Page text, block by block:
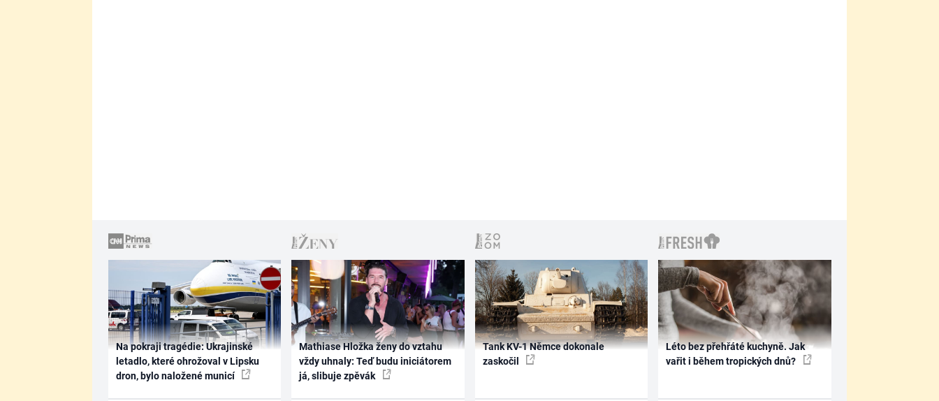
Na pokraji tragédie: Ukrajinské
letadlo, které ohrožoval v Lipsku
dron, bylo naložené municí
Mathiase Hložka ženy do vztahu
vždy uhnaly: Teď budu iniciátorem
já, slibuje zpěvák
Tank KV-1 Němce dokonale
zaskočil
Léto bez přehřáté kuchyně. Jak
vařit i během tropických dnů?